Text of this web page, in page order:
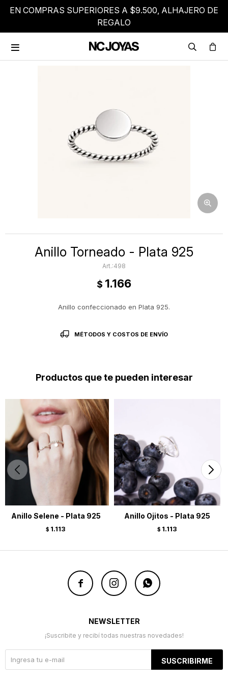
EN COMPRAS SUPERIORES A $9.500, ALHAJERO DE
REGALO

Anillo Torneado - Plata 925
498
$ 1.166
Anillo confeccionado en Plata 925.
MÉTODOS Y COSTOS DE ENVÍO
Productos que te pueden interesar
Anillo Selene - Plata 925
$ 1.113
Anillo Ojitos - Plata 925
$ 1.113
  
NEWSLETTER
¡Suscribite y recibí todas nuestras novedades!
SUSCRIBIRME